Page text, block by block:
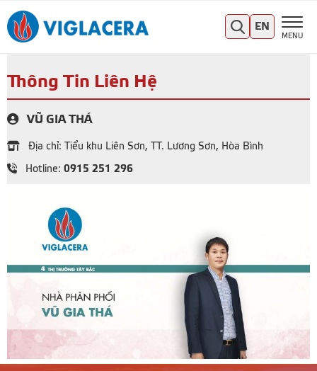
MENU
EN
Thông Tin Liên Hệ
VŨ GIA THÁ
Địa chỉ: Tiểu khu Liên Sơn, TT. Lương Sơn, Hòa Bình
Hotline: 0915 251 296